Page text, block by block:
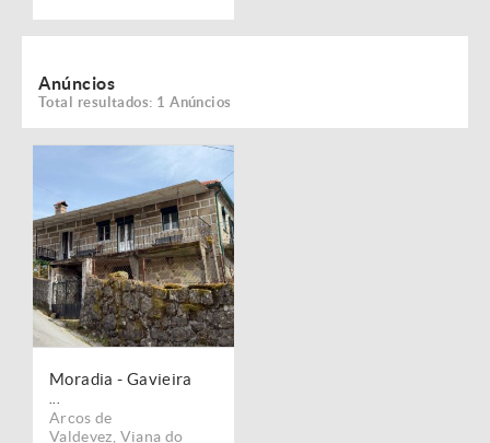
Anúncios
Total resultados: 1 Anúncios
Moradia - Gavieira
Arcos de
Valdevez Viana do